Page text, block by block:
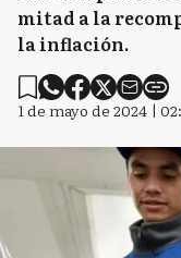
mitad a la
la inflación.
1 de mayo de 2024 |